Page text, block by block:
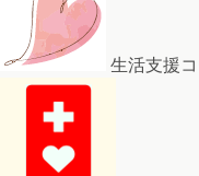
生活支援